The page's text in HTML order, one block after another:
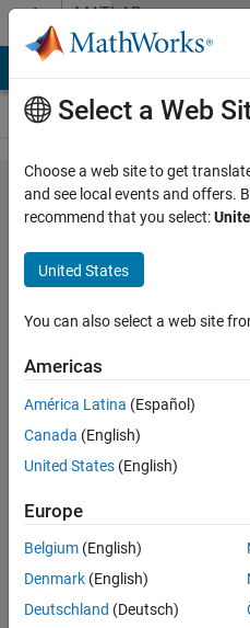
Skip to contentMATLAB
Answers
ラズパイ同士
の通信時間の
計測方法
How to
measure
communication
times of each
Raspberry Pi?
Fujita
6 Nov
2019
1 Answer
Answer
Select a Web
Choose a web site to get
and see local events and offers.
recommend that you select:
United States
You can also select a web site
Americas
América Latina (Español)
Canada (English)
United States (English)
Europe
Belgium (English)
Denmark (English)
Deutschland (Deutsch)